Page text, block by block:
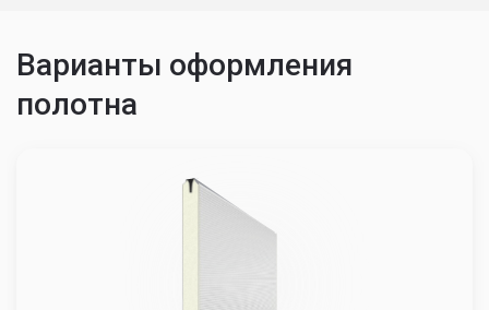
44635
46438
Варианты оформления
полотна